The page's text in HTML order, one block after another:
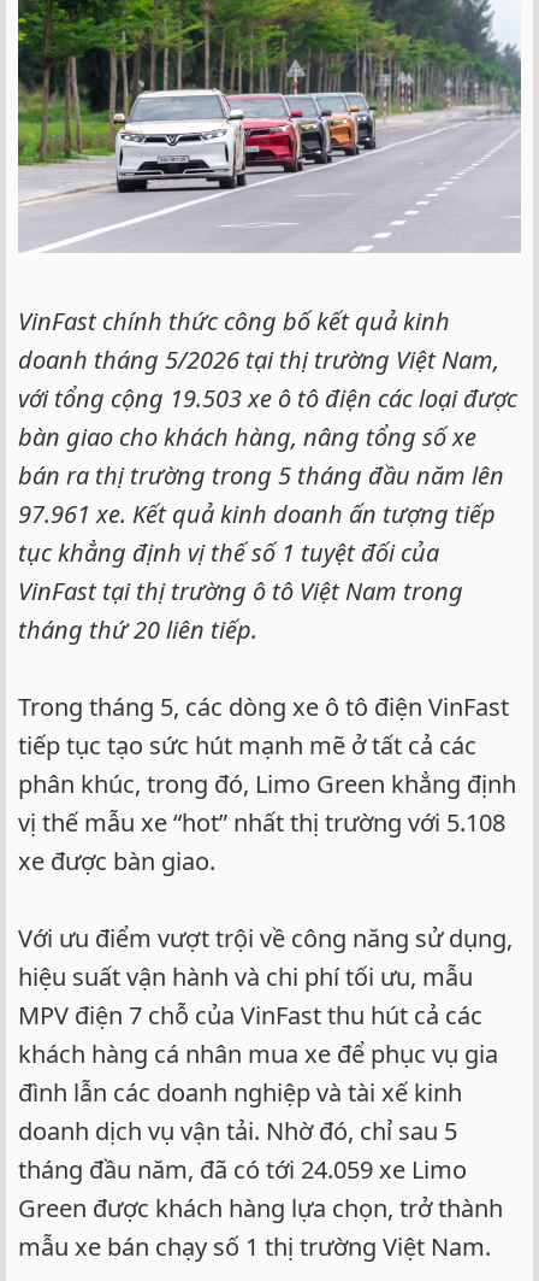
VinFast chính thức công bố kết quả kinh
doanh tháng 5/2026 tại thị trường Việt Nam,
với tổng cộng 19.503 xe ô tô điện các loại được
bàn giao cho khách hàng, nâng tổng số xe
bán ra thị trường trong 5 tháng đầu năm lên
97.961 xe. Kết quả kinh doanh ấn tượng tiếp
tục khẳng định vị thế số 1 tuyệt đối của
VinFast tại thị trường ô tô Việt Nam trong
tháng thứ 20 liên tiếp.
Trong tháng 5, các dòng xe ô tô điện VinFast
tiếp tục tạo sức hút mạnh mẽ ở tất cả các
phân khúc, trong đó, Limo Green khẳng định
vị thế mẫu xe “hot” nhất thị trường với 5.108
xe được bàn giao.
Với ưu điểm vượt trội về công năng sử dụng,
hiệu suất vận hành và chi phí tối ưu, mẫu
MPV điện 7 chỗ của VinFast thu hút cả các
khách hàng cá nhân mua xe để phục vụ gia
đình lẫn các doanh nghiệp và tài xế kinh
doanh dịch vụ vận tải. Nhờ đó, chỉ sau 5
tháng đầu năm, đã có tới 24.059 xe Limo
Green được khách hàng lựa chọn, trở thành
mẫu xe bán chạy số 1 thị trường Việt Nam.